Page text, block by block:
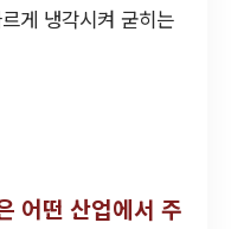
게 냉각시켜 굳히는
어떤 산업에서 주